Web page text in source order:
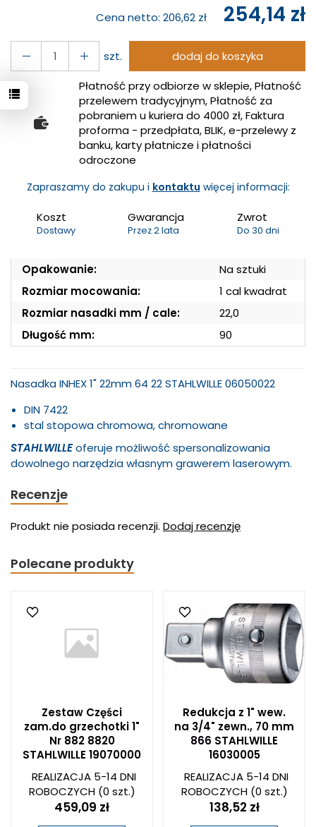
Cena netto: 206,62 zł 254,14 zł
szt.
dodaj do koszyka
Płatność przy odbiorze w sklepie, Płatność
przelewem tradycyjnym, Płatność za
pobraniem u kuriera do 4000 zł, Faktura
proforma - przedpłata, BLIK, e-przelewy z
banku, karty płatnicze i płatności
odroczone
Zapraszamy do zakupu i kontaktu więcej informacji:
Koszt
Dostawy
Gwarancja
Przez 2 lata
Zwrot
Do 30 dni
Opakowanie:
Na sztuki
Rozmiar mocowania:
1 cal kwadrat
Rozmiar nasadki mm / cale:
22,0
Długość mm:
90
Nasadka INHEX 1" 22mm 64 22 STAHLWILLE 06050022
DIN 7422
stal stopowa chromowa, chromowane
STAHLWILLEoferuje możliwość spersonalizowania
dowolnego narzędzia własnym grawerem laserowym.
Recenzje
Produkt nie posiada recenzji. Dodaj recenzję
Polecane produkty
Zestaw Części
zam.do grzechotki 1"
Nr 882 8820
STAHLWILLE 19070000
REALIZACJA 5-14 DNI
ROBOCZYCH(0 szt.)
459,09 zł
Redukcja z 1" wew.
na 3/4" zewn., 70 mm
866 STAHLWILLE
16030005
REALIZACJA 5-14 DNI
ROBOCZYCH(0 szt.)
138,52 zł